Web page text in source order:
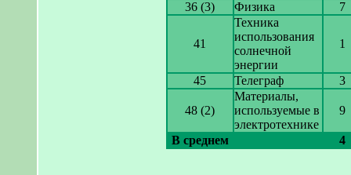
36 (3)
Физика 7
41
Техника
использования
солнечной
энергии
1
45 Телеграф 3
48 (2)
Материалы,
используемые в
электротехнике
9
В среднем 4